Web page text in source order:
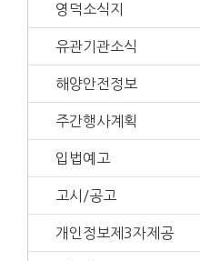
영덕소식지
유관기관소식
해양안전정보
주간행사계획
입법예고
고시/공고
개인정보제3자제공